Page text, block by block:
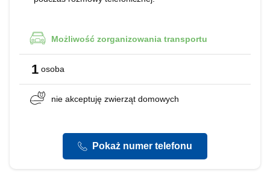
Możliwość zorganizowania transportu
1 osoba
nie akceptuję zwierząt domowych
Pokaż numer telefonu